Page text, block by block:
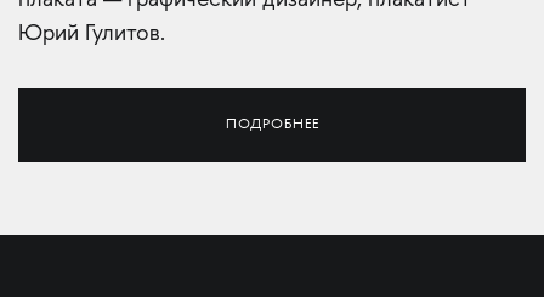
Юрий Гулитов.
ПОДРОБНЕЕ